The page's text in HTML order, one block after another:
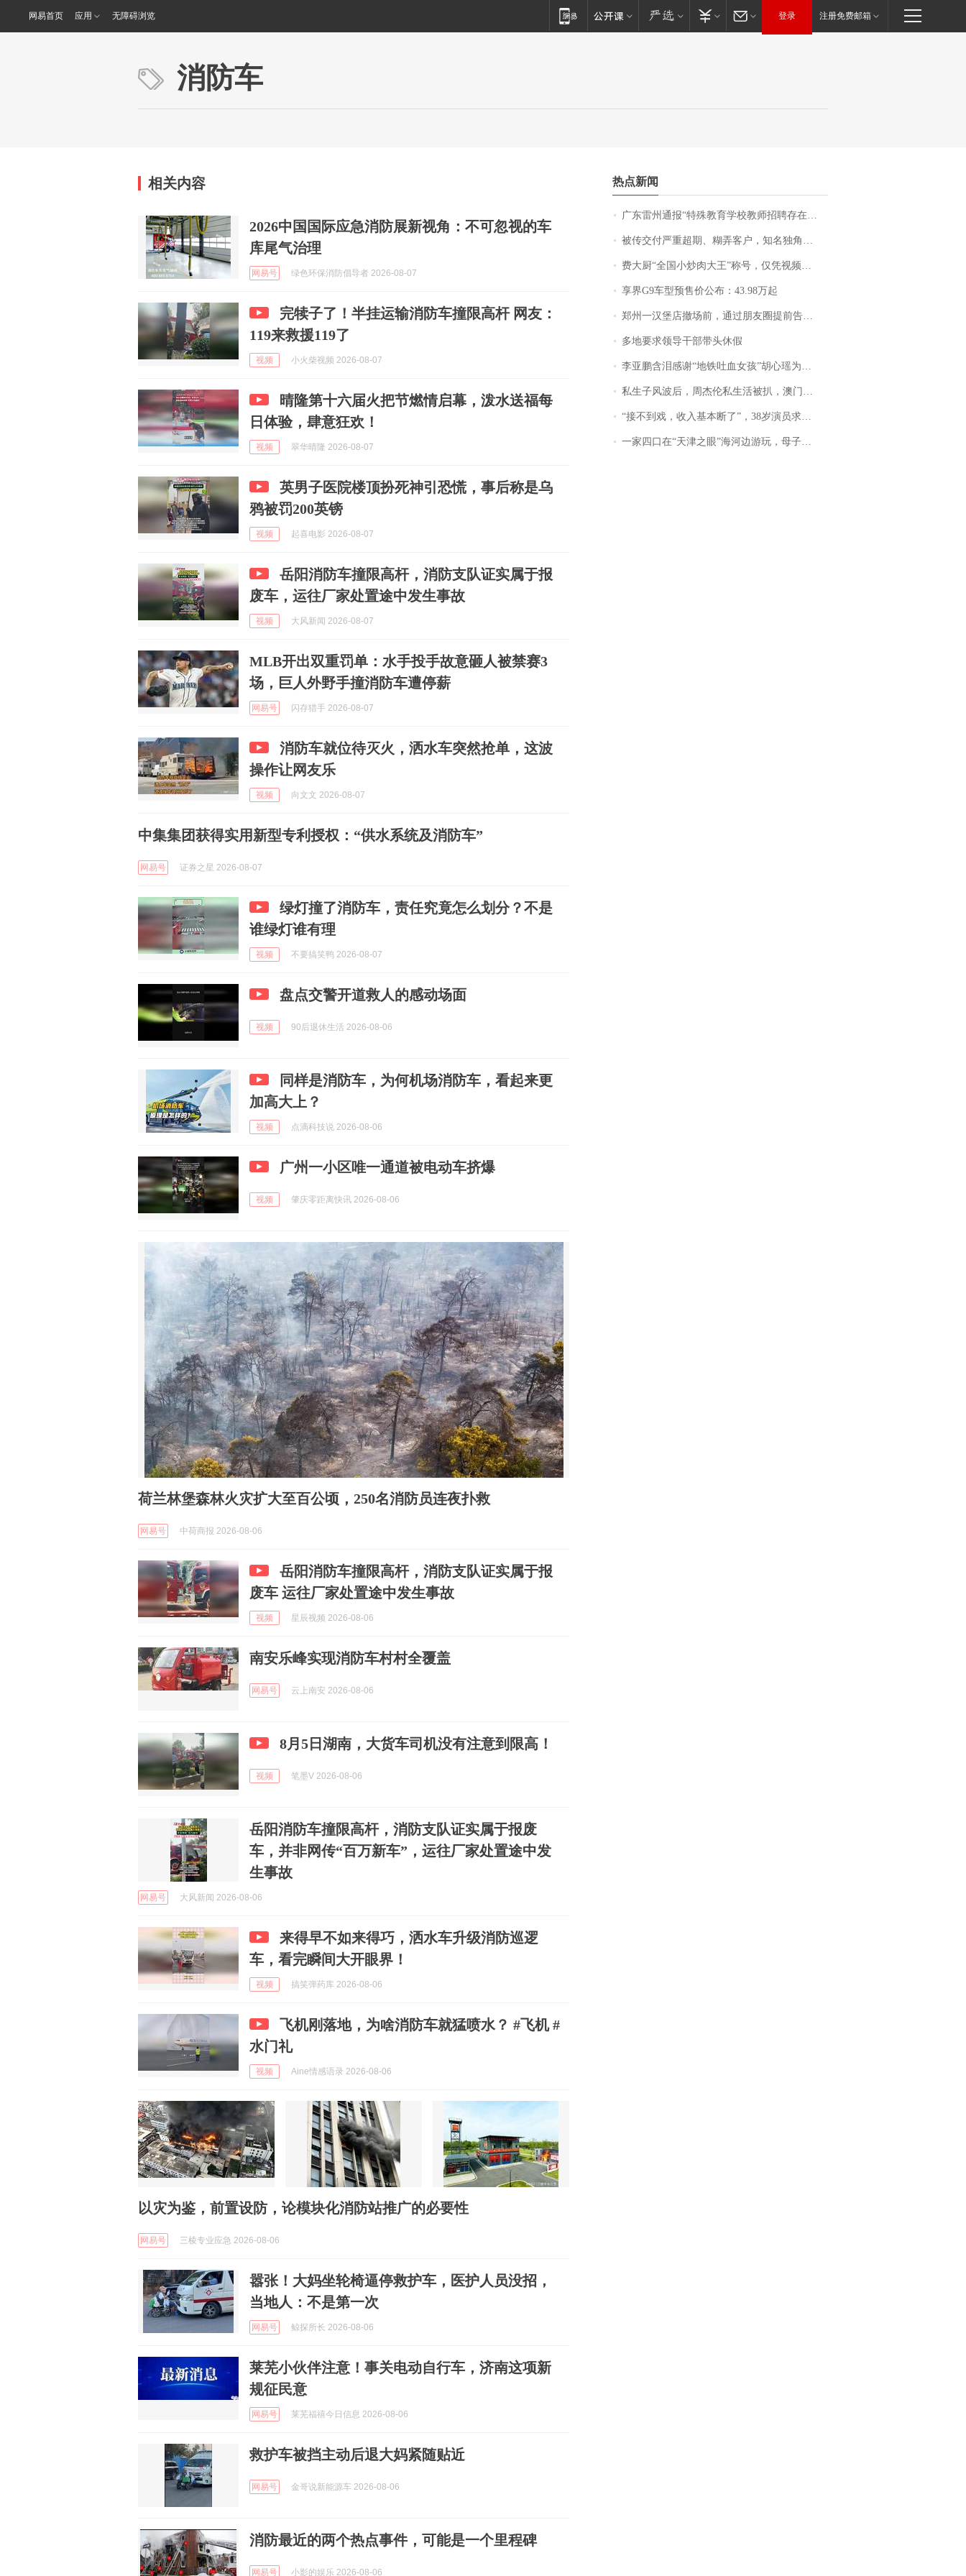
网易首页 应用 无障碍浏览 登录 注册免费邮箱
消防车
相关内容
2026中国国际应急消防展新视角：不可忽视的车
库尾气治理
网易号 绿色环保消防倡导者 2026-08-07
完犊子了！半挂运输消防车撞限高杆 网友：
119来救援119了
视频 小火柴视频 2026-08-07
晴隆第十六届火把节燃情启幕，泼水送福每
日体验，肆意狂欢！
视频 翠华晴隆 2026-08-07
英男子医院楼顶扮死神引恐慌，事后称是乌
鸦被罚200英镑
视频 起喜电影 2026-08-07
岳阳消防车撞限高杆，消防支队证实属于报
废车，运往厂家处置途中发生事故
视频 大风新闻 2026-08-07
MLB开出双重罚单：水手投手故意砸人被禁赛3
场，巨人外野手撞消防车遭停薪
网易号 闪存猎手 2026-08-07
消防车就位待灭火，洒水车突然抢单，这波
操作让网友乐
视频 向文文 2026-08-07
中集集团获得实用新型专利授权：“供水系统及消防车”
网易号 证券之星 2026-08-07
绿灯撞了消防车，责任究竟怎么划分？不是
谁绿灯谁有理
视频 不要搞笑鸭 2026-08-07
盘点交警开道救人的感动场面
视频 90后退休生活 2026-08-06
同样是消防车，为何机场消防车，看起来更
加高大上？
视频 点滴科技说 2026-08-06
广州一小区唯一通道被电动车挤爆
视频 肇庆零距离快讯 2026-08-06
荷兰林堡森林火灾扩大至百公顷，250名消防员连夜扑救
网易号 中荷商报 2026-08-06
岳阳消防车撞限高杆，消防支队证实属于报
废车 运往厂家处置途中发生事故
视频 星辰视频 2026-08-06
南安乐峰实现消防车村村全覆盖
网易号 云上南安 2026-08-06
8月5日湖南，大货车司机没有注意到限高！
视频 笔墨V 2026-08-06
岳阳消防车撞限高杆，消防支队证实属于报废
车，并非网传“百万新车”，运往厂家处置途中发
生事故
网易号 大风新闻 2026-08-06
来得早不如来得巧，洒水车升级消防巡逻
车，看完瞬间大开眼界！
视频 搞笑弹药库 2026-08-06
飞机刚落地，为啥消防车就猛喷水？ #飞机 #
水门礼
视频 Aine情感语录 2026-08-06
以灾为鉴，前置设防，论模块化消防站推广的必要性
网易号 三棱专业应急 2026-08-06
嚣张！大妈坐轮椅逼停救护车，医护人员没招，
当地人：不是第一次
网易号 鲸探所长 2026-08-06
莱芜小伙伴注意！事关电动自行车，济南这项新
规征民意
网易号 莱芜福禧今日信息 2026-08-06
救护车被挡主动后退大妈紧随贴近
网易号 金哥说新能源车 2026-08-06
消防最近的两个热点事件，可能是一个里程碑
网易号 小影的娱乐 2026-08-06
热点新闻
广东雷州通报“特殊教育学校教师招聘存在违规行为”：已启动问责程序 副校长被停职
被传交付严重超期、糊弄客户，知名独角兽车企创始人回应：都没证据，将依法采取措施，“本人长期与美国交管局保持沟通，对方表示肯定”
费大厨“全国小炒肉大王”称号，仅凭视频评出？中国烹饪协会回应
享界G9车型预售价公布：43.98万起
郑州一汉堡店撤场前，通过朋友圈提前告知逐一退费，有顾客仅剩1元也全被退回，分文不少；顾客：言而有信，让人感动
多地要求领导干部带头休假
李亚鹏含泪感谢“地铁吐血女孩”胡心瑶为嫣然天使捐99999元：这份捐赠太沉重，尊重其捐赠意愿，个人向胡心瑶和她的病友之家各捐赠99999元
私生子风波后，周杰伦私生活被扒，澳门输10亿传闻早已经水落石出
“接不到戏，收入基本断了”，38岁演员求职景区NPC：工作量断崖式下跌，留给我试错的时间不多了
一家四口在“天津之眼”海河边游玩，母子俩不幸溺亡